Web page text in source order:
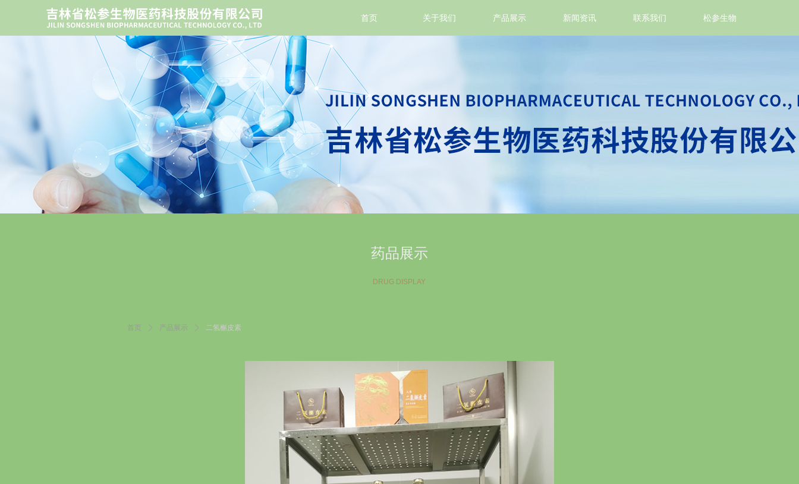
首页 关于我们 产品展示 新闻资讯 联系我们 松参生物
首页 ꄲ 产品展示 ꄲ 二氢槲皮素
药品展示
DRUG DISPLAY